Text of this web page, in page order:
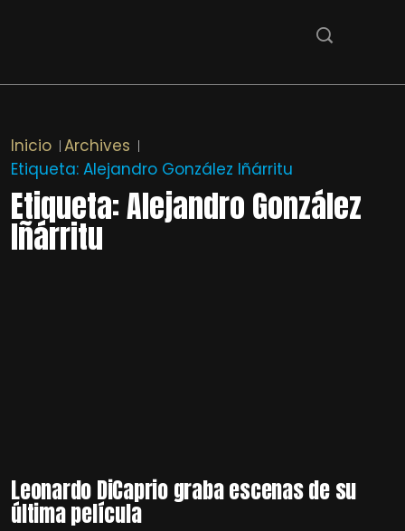
Inicio Archives
Etiqueta: Alejandro González Iñárritu
Etiqueta:Alejandro González
Iñárritu
Leonardo DiCaprio graba escenas de su
última película